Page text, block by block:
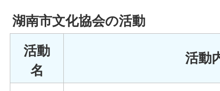
湖南市文化協会の活動
活動
名
活動